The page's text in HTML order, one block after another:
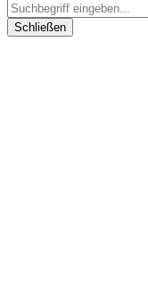
Schließen